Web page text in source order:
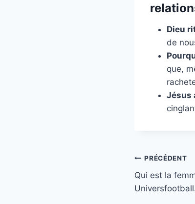
Dieu
de
que,
Jésus
de
PRÉCÉDENT
Qui est la